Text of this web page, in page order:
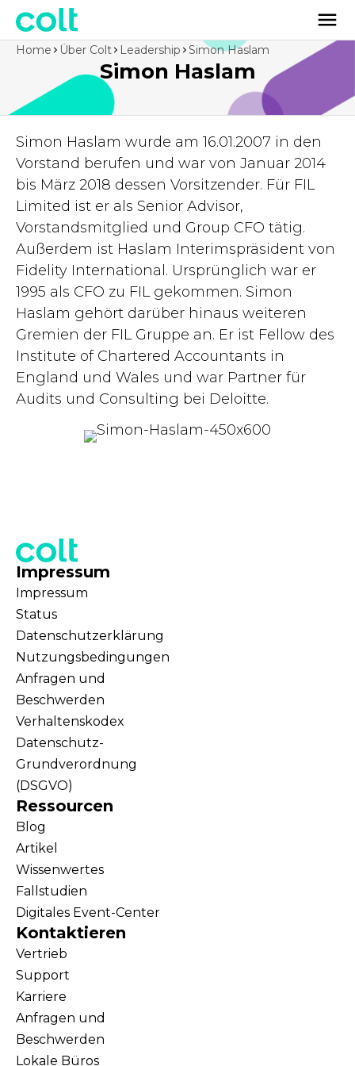
Simon Haslam
Home Über Colt Leadership Simon Haslam
Simon Haslam wurde am 16.01.2007 in den
Vorstand berufen und war von Januar 2014
bis März 2018 dessen Vorsitzender. Für FIL
Limited ist er als Senior Advisor,
Vorstandsmitglied und Group CFO tätig.
Außerdem ist Haslam Interimspräsident von
Fidelity International. Ursprünglich war er
1995 als CFO zu FIL gekommen. Simon
Haslam gehört darüber hinaus weiteren
Gremien der FIL Gruppe an. Er ist Fellow des
Institute of Chartered Accountants in
England und Wales und war Partner für
Audits und Consulting bei Deloitte.
Impressum
Impressum
Status
Datenschutzerklärung
Nutzungsbedingungen
Anfragen und
Beschwerden
Verhaltenskodex
Datenschutz-
Grundverordnung
(DSGVO)
Ressourcen
Blog
Artikel
Wissenwertes
Fallstudien
Digitales Event-Center
Kontaktieren
Vertrieb
Support
Karriere
Anfragen und
Beschwerden
Lokale Büros